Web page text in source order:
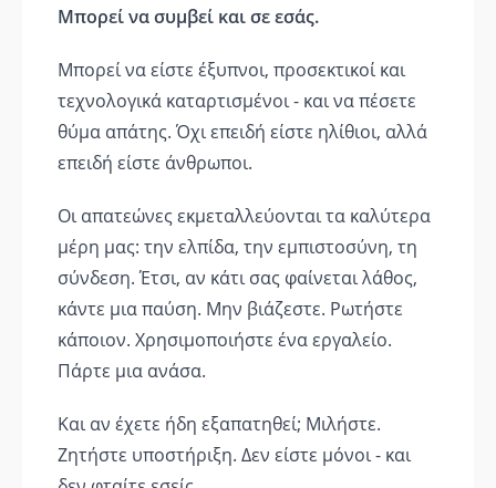
Μπορεί να συμβεί και σε εσάς.
Μπορεί να είστε έξυπνοι, προσεκτικοί και
τεχνολογικά καταρτισμένοι - και να πέσετε
θύμα απάτης. Όχι επειδή είστε ηλίθιοι, αλλά
επειδή είστε άνθρωποι.
Οι απατεώνες εκμεταλλεύονται τα καλύτερα
μέρη μας: την ελπίδα, την εμπιστοσύνη, τη
σύνδεση. Έτσι, αν κάτι σας φαίνεται λάθος,
κάντε μια παύση. Μην βιάζεστε. Ρωτήστε
κάποιον. Χρησιμοποιήστε ένα εργαλείο.
Πάρτε μια ανάσα.
Και αν έχετε ήδη εξαπατηθεί; Μιλήστε.
Ζητήστε υποστήριξη. Δεν είστε μόνοι - και